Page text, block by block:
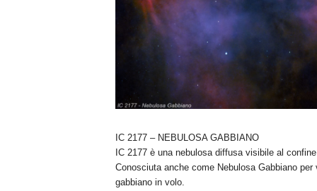
IC 2177 – NEBULOSA GABBIANO
IC 2177 è una nebulosa diffusa visibile al
Conosciuta anche come Nebulosa Gabbiano
gabbiano in volo.